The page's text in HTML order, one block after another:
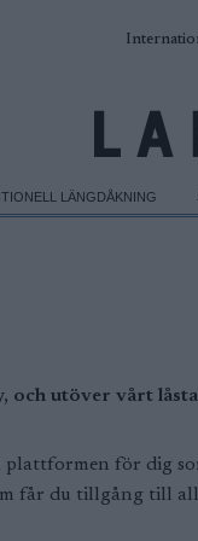
LÄNGDÅKNING
och utöver vårt
plattformen för dig
får du tillgång till